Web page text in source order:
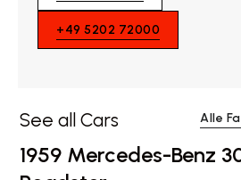
+49 5202 72000
See all Cars Alle
1959 Mercedes-Benz